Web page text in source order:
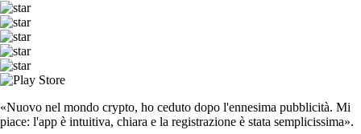
«Nuovo nel mondo crypto, ho ceduto dopo l'ennesima pubblicità. Mi
piace: l'app è intuitiva, chiara e la registrazione è stata semplicissima».